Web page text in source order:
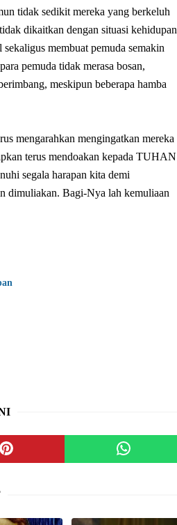
tidak sedikit mereka yang berkeluh
dikaitkan dengan situasi kehidupan
membuat pemuda semakin
pemuda tidak merasa bosan,
meskipun beberapa hamba
mengarahkan mengingatkan mereka
terus mendoakan kepada TUHAN
segala harapan kita demi
dimuliakan. Bagi-Nya lah kemuliaan